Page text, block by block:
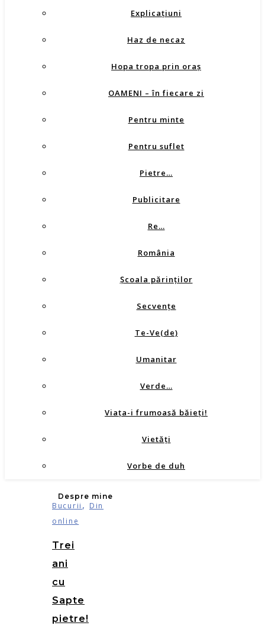
Explicaţiuni
Haz de necaz
Hopa tropa prin oraş
OAMENI – în fiecare zi
Pentru minte
Pentru suflet
Pietre…
Publicitare
Re…
România
Şcoala părinţilor
Secvenţe
Te-Ve(de)
Umanitar
Verde…
Viața-i frumoasă băieți!
Vietăţi
Vorbe de duh
Bucurii , Din
online
Trei
ani
cu
Sapte
pietre!
Despre mine